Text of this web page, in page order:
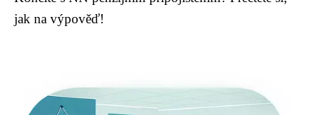
jak na výpověď!